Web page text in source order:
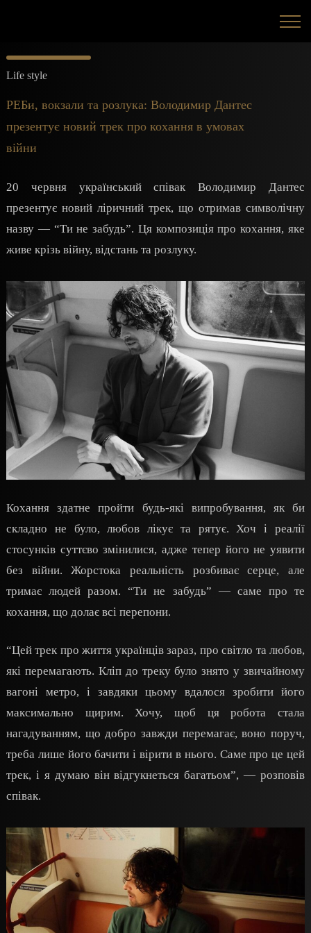
Life style
РЕБи, вокзали та розлука: Володимир Дантес
презентує новий трек про кохання в умовах
війни
20 червня український співак Володимир Дантес
презентує новий ліричний трек, що отримав символічну
назву — “Ти не забудь”. Ця композиція про кохання, яке
живе крізь війну, відстань та розлуку.
Кохання здатне пройти будь-які випробування, як би
складно не було, любов лікує та рятує. Хоч і реалії
стосунків суттєво змінилися, адже тепер його не уявити
без війни. Жорстока реальність розбиває серце, але
тримає людей разом. “Ти не забудь” — саме про те
кохання, що долає всі перепони.
“Цей трек про життя українців зараз, про світло та любов,
які перемагають. Кліп до треку було знято у звичайному
вагоні метро, і завдяки цьому вдалося зробити його
максимально щирим. Хочу, щоб ця робота стала
нагадуванням, що добро завжди перемагає, воно поруч,
треба лише його бачити і вірити в нього. Саме про це цей
трек, і я думаю він відгукнеться багатьом”, — розповів
співак.